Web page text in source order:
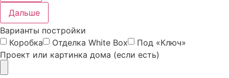
Дальше
Варианты постройки
Коробка
Отделка White Box
Под «Ключ»
Проект или картинка дома (если есть)